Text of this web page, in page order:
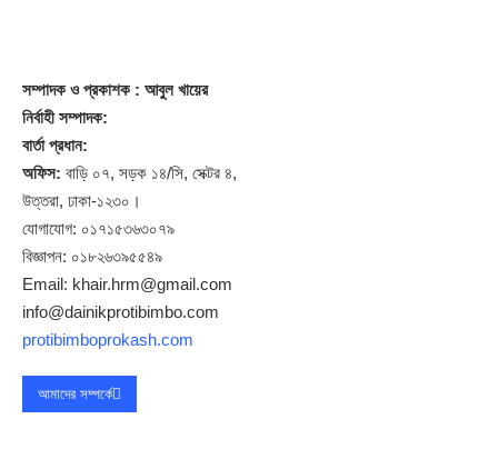
সম্পাদকও প্রকাশক : আবুল খায়ের
নির্বাহী সম্পাদক:
বার্তা প্রধান:
অফিস: বাড়ি ০৭, সড়ক ১৪/সি, সেক্টর ৪,
উত্তরা, ঢাকা-১২৩০।
যোগাযোগ: ০১৭১৫৩৬৩০৭৯
বিজ্ঞাপন: ০১৮২৬৩৯৫৫৪৯
Email: khair.hrm@gmail.com
info@dainikprotibimbo.com
protibimboprokash.com
আমাদের সম্পর্কে